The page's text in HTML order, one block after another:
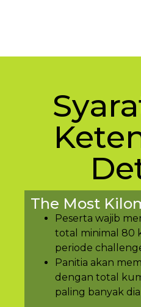
The Most
Peserta wajib
total minimal 80
periode
Panitia akan
dengan total
paling banyak